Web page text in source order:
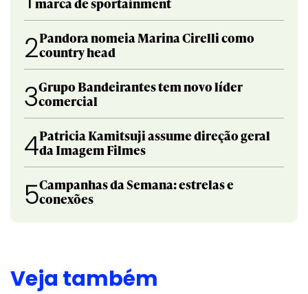
2Pandora nomeia Marina Cirelli como
country head
3Grupo Bandeirantes tem novo líder
comercial
4Patricia Kamitsuji assume direção geral
da Imagem Filmes
5Campanhas da Semana: estrelas e
conexões
Veja também